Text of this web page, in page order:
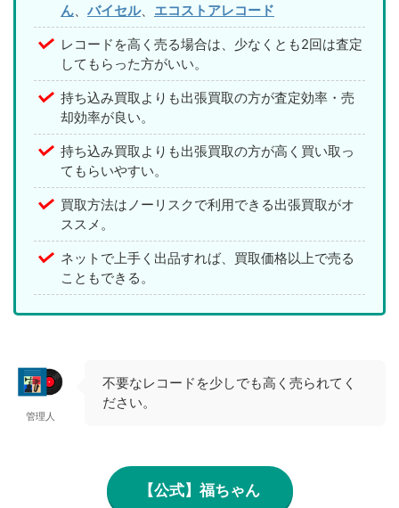
ん
バイセル、 エコストアレコード
レコードを高く売る場合は、少なくとも2回は査定
してもらった方がいい。
持ち込み買取よりも出張買取の方が査定効率・売
却効率が良い。
持ち込み買取よりも出張買取の方が高く買い取っ
てもらいやすい。
買取方法はノーリスクで利用できる出張買取がオ
ススメ。
ネットで上手く出品すれば、買取価格以上で売る
こともできる。
管理人
不要なレコードを少しでも高く売られてく
ださい。
【公式】福ちゃん